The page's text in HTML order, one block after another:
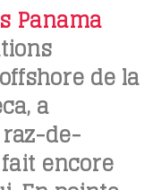
Panama
de la
a
de-
encore